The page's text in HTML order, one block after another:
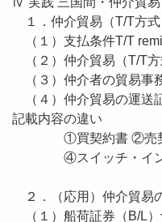
１．仲介貿易（T/T方式
（１）支払条件T/T
（２）仲介貿易（T/T方
（３）仲介者の貿易事
（４）仲介貿易の運送
記載内容の違い
①買契約書 ②売契
④スイッチ・イン
２．（応用）仲介貿易
（１）船荷証券（B/L）